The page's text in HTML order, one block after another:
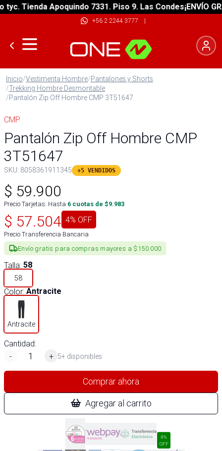
Tienda Apoquindo 7331. Piso 9. Las Condes¡ENVÍO
+56 2 2244 3777 |
Inicio/Vestimenta Hombre/Pantalones y Shorts
/Trekking Hombre Desmontable
/Pantalón Zip Off Hombre CMP 3T51647
CMP
Pantalón Zip Off Hombre CMP
3T51647
SKU: 8058361911345 +5 VENDIDOS
$ 59.900
Precio Tarjetas: Hasta 6 cuotas de $9.983
$ 57.504 4% OFF
Precio Transferencia Bancaria
Envío gratis para compras mayores a $150.000
Talla: 58
58
Color: Antracite
Antracite
Cantidad:
-
+ 5+ disponibles
Comprar ahora
Agregar al carrito
4%
OFF